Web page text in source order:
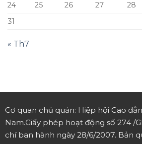
24
25 26 27 28
31
« Th7
Cơ quan chủ quản: Hiệp hội Cao
Nam.Giấy phép hoạt động số 274 /
chí ban hành ngày 28/6/2007. Bản